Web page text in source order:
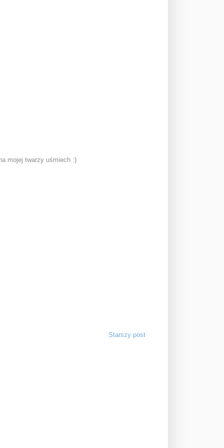
mojej twarzy uśmiech :)
Starszy post